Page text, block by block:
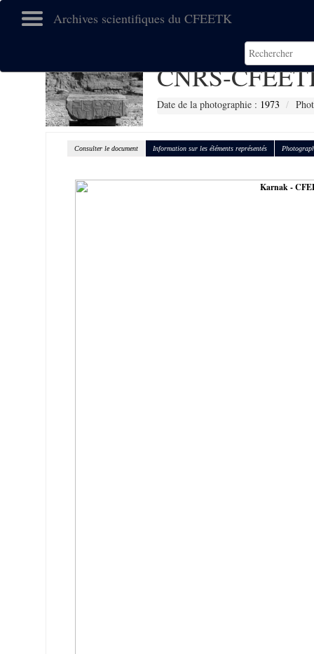
Archives scientifiques du CFEETK
CNRS-
Date de la photographie : 1973
Consulter le document Information sur les éléments représentés